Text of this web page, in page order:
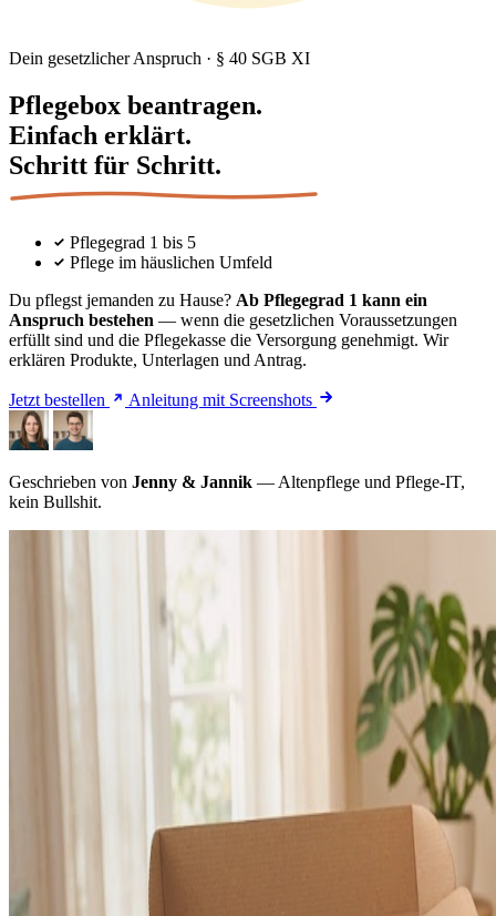
Dein gesetzlicher Anspruch · § 40 SGB XI
Pflegebox beantragen.
Einfach erklärt.
Schritt für Schritt.
Pflegegrad 1 bis 5
Pflege im häuslichen Umfeld
Du pflegst jemanden zu Hause? Ab Pflegegrad 1 kann ein
Anspruch bestehen — wenn die gesetzlichen Voraussetzungen
erfüllt sind und die Pflegekasse die Versorgung genehmigt. Wir
erklären Produkte, Unterlagen und Antrag.
Jetzt bestellen Anleitung mit Screenshots
Geschrieben von Jenny & Jannik — Altenpflege und Pflege-IT,
kein Bullshit.